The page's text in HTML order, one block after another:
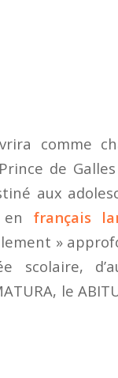
comme
de Galles
aux
français
»
scolaire,
le